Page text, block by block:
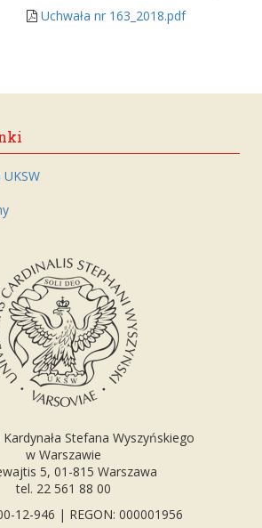
Uchwała nr 163_2018.pdf
Stefana Wyszyńskiego
w Warszawie
5, 01-815 Warszawa
tel. 22 561 88 00
12-946 | REGON: 000001956